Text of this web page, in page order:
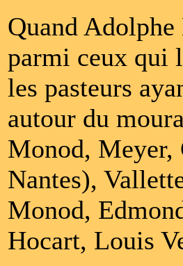
Quand
parmi ceux qui
les pasteurs
autour du
Monod, Meyer,
Nantes),
Monod,
Hocart, Louis